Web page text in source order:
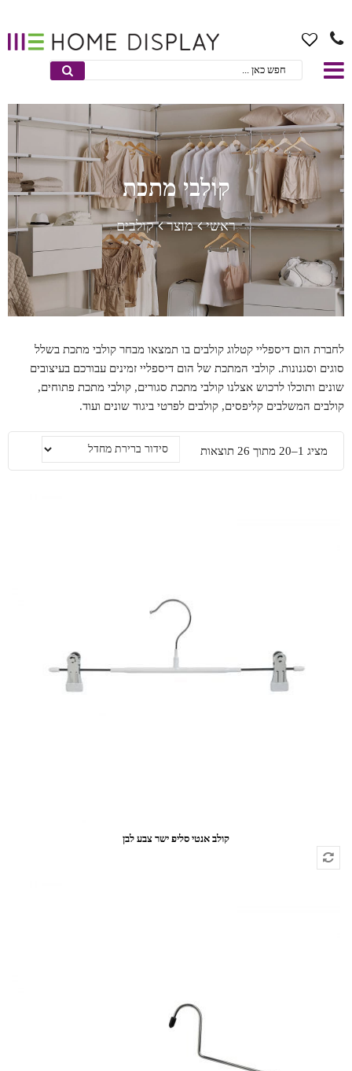
קולבי מתכת
ראשי מוצר קולבים
לחברת הום דיספליי קטלוג קולבים בו תמצאו מבחר קולבי מתכת בשלל
סוגים וסגנונות. קולבי המתכת של הום דיספליי זמינים עבורכם בעיצובים
שונים ותוכלו לרכוש אצלנו קולבי מתכת סגורים, קולבי מתכת פתוחים,
קולבים המשלבים קליפסים, קולבים לפרטי ביגוד שונים ועוד.
מציג 1–20 מתוך 26 תוצאות
קולב אנטי סליפ ישר צבע לבן